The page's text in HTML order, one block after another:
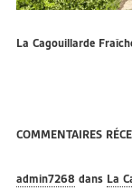
La Cagouillarde
COMMENTAIRES
admin7268 dans La